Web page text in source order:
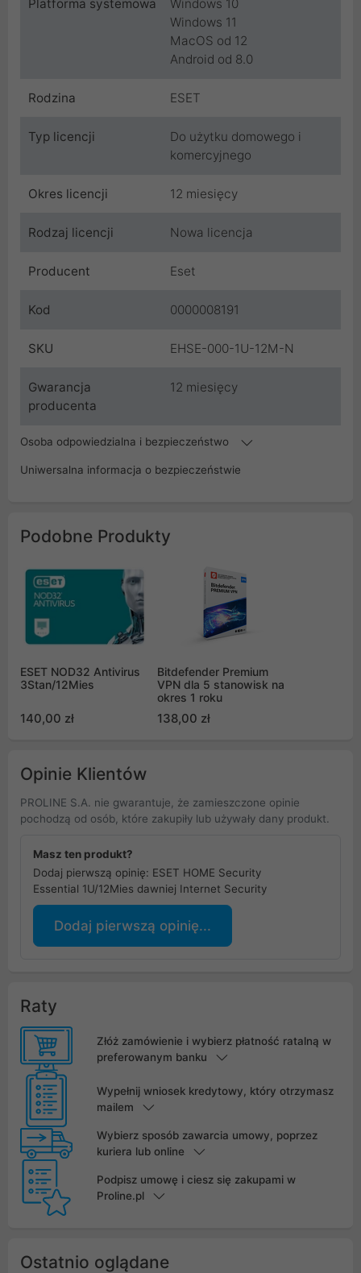
Platforma systemowa
Windows 10
Windows 11
MacOS od 12
Android od 8.0
Rodzina ESET
Typ licencji
Do użytku domowego i
komercyjnego
Okres licencji 12 miesięcy
Rodzaj licencji Nowa licencja
Producent Eset
Kod 0000008191
SKU EHSE-000-1U-12M-N
Gwarancja
producenta
12 miesięcy
Osoba odpowiedzialna i bezpieczeństwo
Uniwersalna informacja o bezpieczeństwie
Podobne Produkty
ESET NOD32 Antivirus
3Stan/12Mies
140,00 zł
Bitdefender Premium
VPN dla 5 stanowisk na
okres 1 roku
138,00 zł
Opinie Klientów
PROLINE S.A. nie gwarantuje, że zamieszczone opinie
pochodzą od osób, które zakupiły lub używały dany produkt.
Masz ten produkt?
Dodaj pierwszą opinię: ESET HOME Security
Essential 1U/12Mies dawniej Internet Security
Dodaj pierwszą opinię...
Raty
Złóż zamówienie i wybierz płatność ratalną w
preferowanym banku
Wypełnij wniosek kredytowy, który otrzymasz
mailem
Wybierz sposób zawarcia umowy, poprzez
kuriera lub online
Podpisz umowę i ciesz się zakupami w
Proline.pl
Ostatnio oglądane